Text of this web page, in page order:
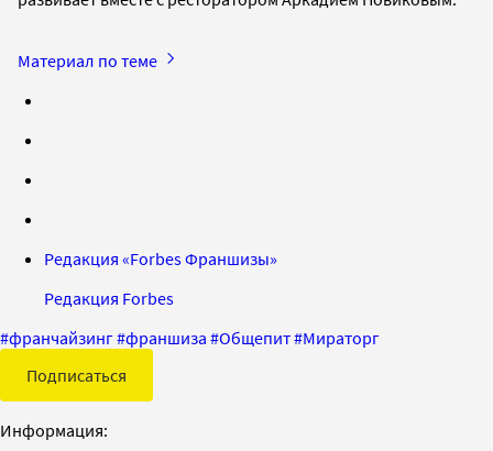
Материал по теме
Редакция «Forbes Франшизы»
Редакция Forbes
#франчайзинг#франшиза #Общепит#Мираторг
Подписаться
Информация: